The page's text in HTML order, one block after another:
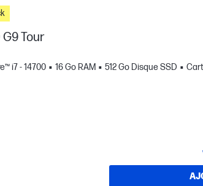
Tour
i7 - 14700 16 Go RAM 512 Go Disque SSD